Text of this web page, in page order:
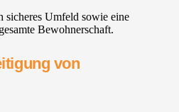
sicheres Umfeld sowie eine
Bewohnerschaft.
von